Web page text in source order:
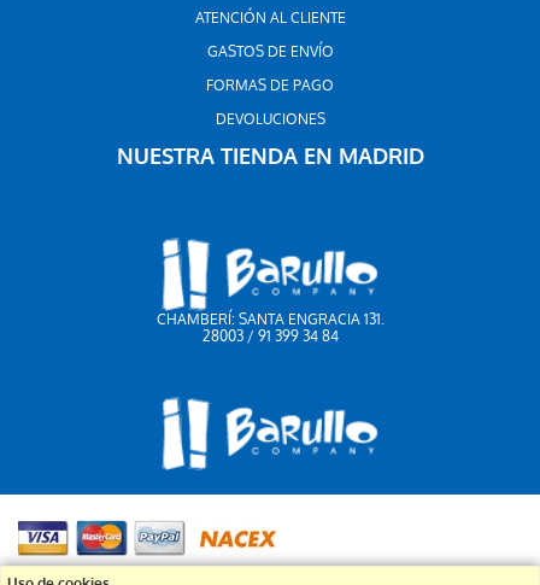
ATENCIÓN AL CLIENTE
GASTOS DE ENVÍO
FORMAS DE PAGO
DEVOLUCIONES
NUESTRA TIENDA EN MADRID
CHAMBERÍ: SANTA ENGRACIA 131.
28003 / 91 399 34 84